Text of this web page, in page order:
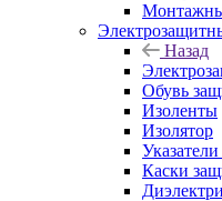
Назад
Обувь
Изоленты
Изолятор
Каски